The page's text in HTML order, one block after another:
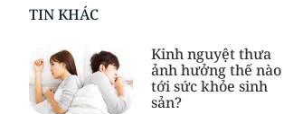
TIN KHÁC
Kinh nguyệt thưa
ảnh hưởng thế nào
tới sức khỏe sinh
sản?